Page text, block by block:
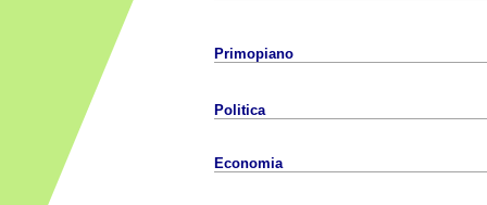
Primopiano
Politica
Economia